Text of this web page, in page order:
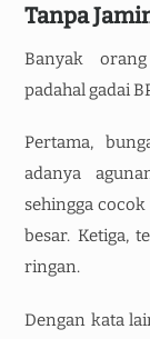
Tanpa
Banyak
padahal gadai
Pertama,
adanya
sehingga
besar. Ketiga,
ringan.
Dengan kata